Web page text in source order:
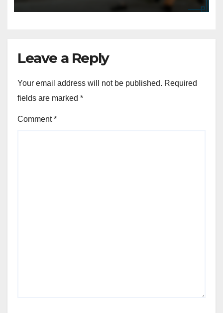
Leave a Reply
Your email address will not be published. Required
fields are marked *
Comment*